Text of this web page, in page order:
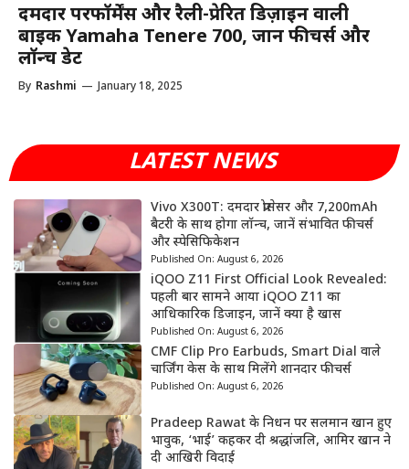
दमदार परफॉर्मेंस और रैली-प्रेरित डिज़ाइन वाली
बाइक Yamaha Tenere 700, जानें फीचर्स और
लॉन्च डेट
By Rashmi — January 18, 2025
LATEST NEWS
Vivo X300T: दमदार प्रोसेसर और 7,200mAh
बैटरी के साथ होगा लॉन्च, जानें संभावित फीचर्स
और स्पेसिफिकेशन
Published On: August 6, 2026
iQOO Z11 First Official Look Revealed:
पहली बार सामने आया iQOO Z11 का
आधिकारिक डिजाइन, जानें क्या है खास
Published On: August 6, 2026
CMF Clip Pro Earbuds, Smart Dial वाले
चार्जिंग केस के साथ मिलेंगे शानदार फीचर्स
Published On: August 6, 2026
Pradeep Rawat के निधन पर सलमान खान हुए
भावुक, ‘भाई’ कहकर दी श्रद्धांजलि, आमिर खान ने
दी आखिरी विदाई